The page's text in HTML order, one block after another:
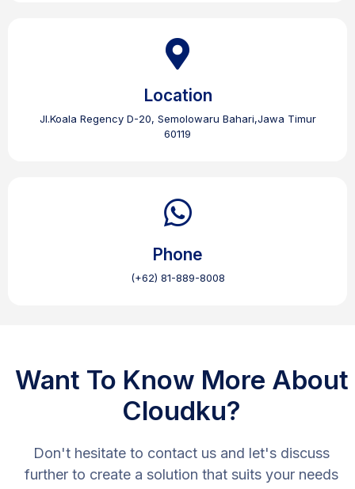
Location
Jl.Koala Regency D-20, Semolowaru Bahari,Jawa Timur
60119
Phone
(+62) 81-889-8008
Want To Know More About
Cloudku?
Don't hesitate to contact us and let's discuss
further to create a solution that suits your needs